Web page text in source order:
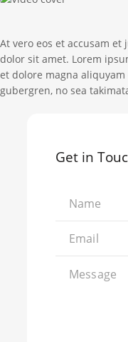
At vero eos et accusam
dolor sit amet. Lorem
et dolore magna
gubergren, no sea
Get in